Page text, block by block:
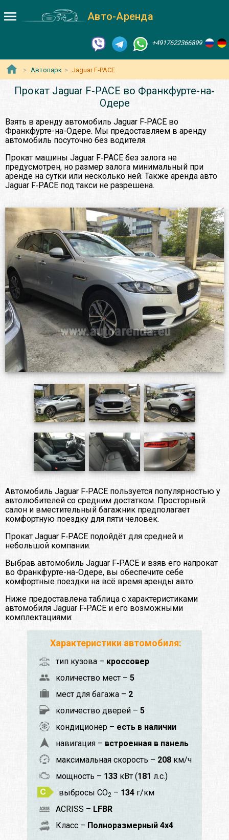
Авто-Аренда
+4917622366899
Автопарк Jaguar F‑PACE
Прокат Jaguar F‑PACE во Франкфурте-на-
Одере
Взять в аренду автомобиль Jaguar F‑PACE во
Франкфурте-на-Одере. Мы предоставляем в аренду
автомобиль посуточно без водителя.
Прокат машины Jaguar F‑PACE без залога не
предусмотрен, но размер залога минимальный при
аренде на сутки или несколько ней. Также аренда авто
Jaguar F‑PACE под такси не разрешена.
Автомобиль Jaguar F‑PACE пользуется популярностью у
автолюбителей со средним достатком. Просторный
салон и вместительный багажник предполагает
комфортную поездку для пяти человек.
Прокат Jaguar F‑PACE подойдёт для средней и
небольшой компании.
Выбрав автомобиль Jaguar F‑PACE и взяв его напрокат
во Франкфурте-на-Одере, вы обеспечите себе
комфортные поездки на всё время аренды авто.
Ниже предоставлена таблица с характеристиками
автомобиля Jaguar F‑PACE и его возможными
комплектациями:
Характеристики автомобиля:
тип кузова – кроссовер
количество мест – 5
мест для багажа – 2
количество дверей – 5
кондиционер – есть в наличии
навигация – встроенная в панель
максимальная скорость – 208 км/ч
мощность – 133 кВт (181 л.с.)
выбросы CO2 – 134 г/км
ACRISS – LFBR
Класс – Полноразмерный 4x4